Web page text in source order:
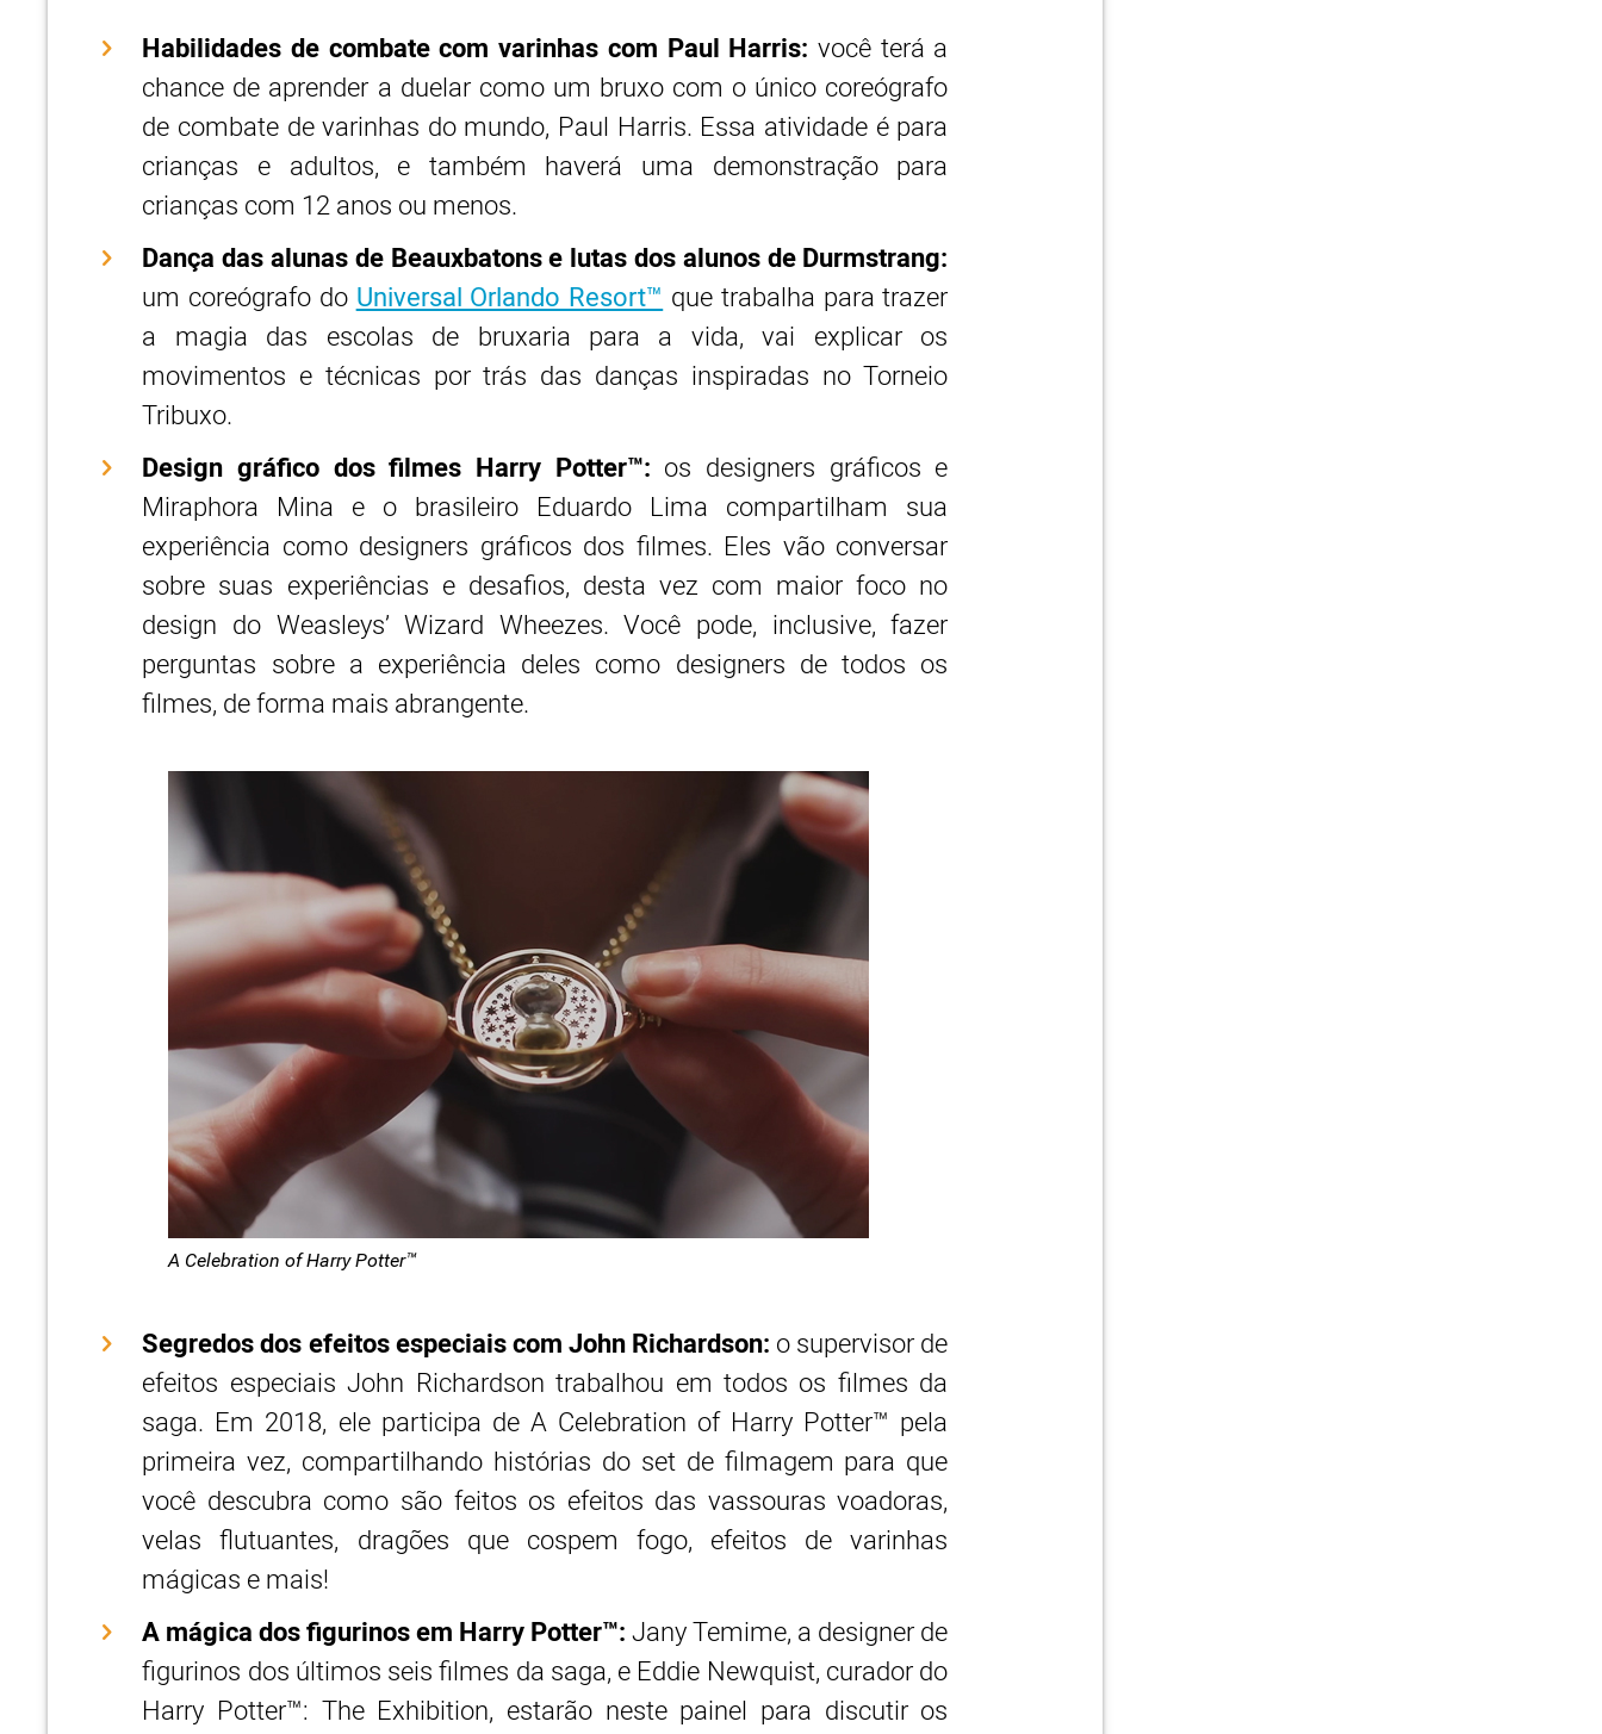
Habilidades de combate com varinhas com Paul Harris: você terá a
chance de aprender a duelar como um bruxo com o único coreógrafo
de combate de varinhas do mundo, Paul Harris. Essa atividade é para
crianças e adultos, e também haverá uma demonstração para
crianças com 12 anos ou menos.
Dança das alunas de Beauxbatons e lutas dos alunos de Durmstrang:
um coreógrafo do Universal Orlando Resort™ que trabalha para trazer
a magia das escolas de bruxaria para a vida, vai explicar os
movimentos e técnicas por trás das danças inspiradas no Torneio
Tribuxo.
Design gráfico dos filmes Harry Potter™: os designers gráficos e
Miraphora Mina e o brasileiro Eduardo Lima compartilham sua
experiência como designers gráficos dos filmes. Eles vão conversar
sobre suas experiências e desafios, desta vez com maior foco no
design do Weasleys’ Wizard Wheezes. Você pode, inclusive, fazer
perguntas sobre a experiência deles como designers de todos os
filmes, de forma mais abrangente.
A Celebration of Harry Potter™
Segredos dos efeitos especiais com John Richardson: o supervisor de
efeitos especiais John Richardson trabalhou em todos os filmes da
saga. Em 2018, ele participa de A Celebration of Harry Potter™ pela
primeira vez, compartilhando histórias do set de filmagem para que
você descubra como são feitos os efeitos das vassouras voadoras,
velas flutuantes, dragões que cospem fogo, efeitos de varinhas
mágicas e mais!
A mágica dos figurinos em Harry Potter™: Jany Temime, a designer de
figurinos dos últimos seis filmes da saga, e Eddie Newquist, curador do
Harry Potter™: The Exhibition, estarão neste painel para discutir os